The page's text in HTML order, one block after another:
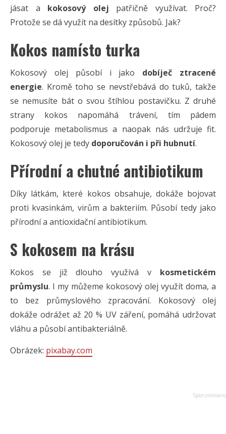
jásat a kokosový olej patřičně využívat. Proč?
Protože se dá využít na desítky způsobů. Jak?
Kokos namísto turka
Kokosový olej působí i jako dobíječ ztracené
energie. Kromě toho se nevstřebává do tuků, takže
se nemusíte bát o svou štíhlou postavičku. Z druhé
strany kokos napomáhá trávení, tím pádem
podporuje metabolismus a naopak nás udržuje fit.
Kokosový olej je tedy doporučován i při hubnutí.
Přírodní a chutné antibiotikum
Díky látkám, které kokos obsahuje, dokáže bojovat
proti kvasinkám, virům a bakteriím. Působí tedy jako
přírodní a antioxidační antibiotikum.
S kokosem na krásu
Kokos se již dlouho využívá v kosmetickém
průmyslu. I my můžeme kokosový olej využít doma, a
to bez průmyslového zpracování. Kokosový olej
dokáže odrážet až 20 % UV záření, pomáhá udržovat
vláhu a působí antibakteriálně.
Obrázek: pixabay.com